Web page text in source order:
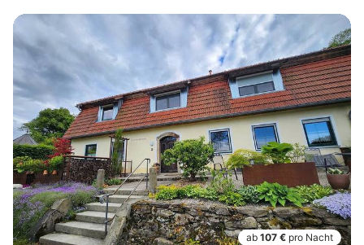
ab 107 € pro Nacht